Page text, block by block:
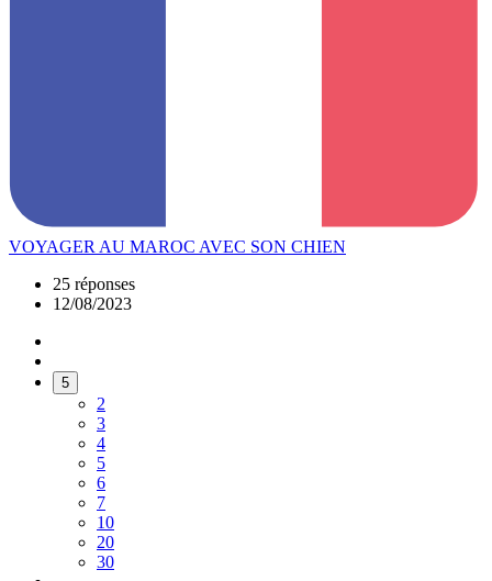
VOYAGER AU MAROC AVEC SON CHIEN
25 réponses
12/08/2023
5
2
3
4
5
6
7
10
20
30